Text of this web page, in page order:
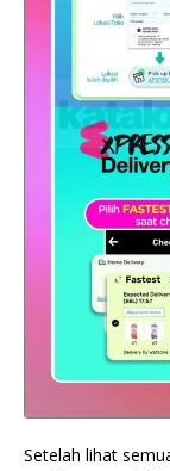
Setelah lihat